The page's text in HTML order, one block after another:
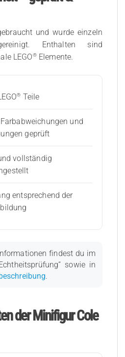
und wurde einzeln
Enthalten sind
LEGO®Elemente.
® Teile
und
geprüft
vollständig
entsprechend der
findest du im
sowie in
.
der Minifigur Cole